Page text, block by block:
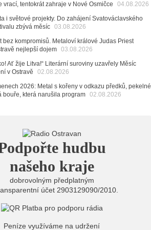
Čeladná nabídne Olympic, Langerovou i
nově zaplatí už jen pomocí čipů
Tanja vydala nové EP Plamen VIDEO
Midnight v Rádiu Ostravan: Od minulého roku
naši show
AUDIO
Novou Osmičku míří Bára Zmeková Trio. Výrazná
alternativní scény zahraje ve Frýdku-Místku
Open Music: Klubová scéna na festivalu
i Beatles
vrací, tentokrát zahraje v Nové Osmičce
04.08.2026
i světové projekty. Do zahájení Svatováclavského
zbývá měsíc 03.08.2026
bez kompromisů. Metaloví králové Judas Priest
nejlepší dojem 03.08.2026
Ať žije Litva!“ Literární suroviny uzavřely Měsíc
v Ostravě
02.08.2026
2026: Metal s kořeny v odkazu předků, pekelné
bouře, která narušila program 02.08.2026
hudbu
našeho kraje
dobrovolným předplatným
účet 2903129090/2010.
Peníze využíváme na udržení